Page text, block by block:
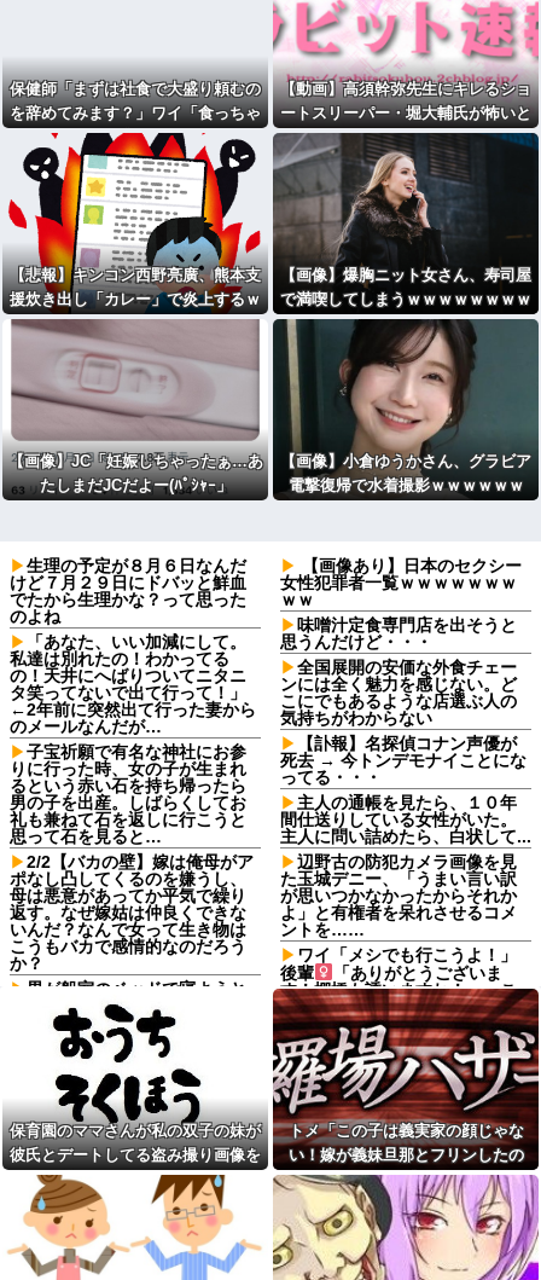
保健師「まずは社食で大盛り頼むの
を辞めてみます？」ワイ「食っちゃ
いけないものを売ってるのか！？」
【動画】高須幹弥先生にキレるショ
ートスリーパー・堀大輔氏が怖いと
話題にｗｗｗｗｗｗｗｗｗｗｗ
【悲報】キンコン西野亮廣、熊本支
援炊き出し「カレー」で炎上するｗ
ｗｗ
【画像】爆胸ニット女さん、寿司屋
で満喫してしまうｗｗｗｗｗｗｗｗ
ｗｗ
【画像】JC「妊娠しちゃったぁ…あ
たしまだJCだよー(ﾊﾟｼｬｰ」
【画像】小倉ゆうかさん、グラビア
電撃復帰で水着撮影ｗｗｗｗｗｗ
生理の予定が８月６日なんだ
けど７月２９日にドバッと鮮血
でたから生理かな？って思った
のよね
「あなた、いい加減にして。
私達は別れたの！わかってる
の！天井にへばりついてニタニ
タ笑ってないで出て行って！」
←2年前に突然出て行った妻から
のメールなんだが…
子宝祈願で有名な神社にお参
りに行った時、女の子が生まれ
るという赤い石を持ち帰ったら
男の子を出産。しばらくしてお
礼も兼ねて石を返しに行こうと
思って石を見ると…
2/2【バカの壁】嫁は俺母がア
ポなし凸してくるのを嫌うし、
母は悪意があってか平気で繰り
返す。なぜ嫁姑は仲良くできな
いんだ？なんで女って生き物は
こうもバカで感情的なのだろう
か？
男が船室のベッドで寝ようと
していた。…えっ？あなたは誰
ですか？→ 見知らぬひとがいる
んだが…
【復讐】 絶対に「植えてはい
けない植物」を小学校に植えた
→20年経って見に行くと…
「！？」衝撃の光景が・・・
管理会社「エレベーターホー
ルでは遊ばせないでください」
私「うちの子じゃないんですけ
ど…」→まさかの展開になり…
ソロキャンが趣味だけど、男
にサイト内に侵入されたことが
ある。友達から「後ろ後
ろ！！」と叫ばれて...
【画像あり】日本のセクシー
女性犯罪者一覧ｗｗｗｗｗｗｗ
ｗｗ
味噌汁定食専門店を出そうと
思うんだけど・・・
全国展開の安価な外食チェー
ンには全く魅力を感じない。ど
こにでもあるような店選ぶ人の
気持ちがわからない
【訃報】名探偵コナン声優が
死去 → 今トンデモナイことにな
ってる・・・
主人の通帳を見たら、１０年
間仕送りしている女性がいた。
主人に問い詰めたら、白状して...
辺野古の防犯カメラ画像を見
た玉城デニー、「うまい言い訳
が思いつかなかったからそれか
よ」と有権者を呆れさせるコメ
ントを……
ワイ「メシでも行こうよ！」
後輩
「ありがとうございま
す！棚橋も誘いますね！」←こ
れさあｗ
【画像あり】ディズニーの
「おいなり巻（600円）」、卑猥
すぎて賛否両論ｗｗｗｗｗ他
100均のレジで「白ありません
か？」と質問し、列をストップ
させてニヤニヤする迷惑サラリ
ーマン！並んでいる客の苛立ち
を楽しむ底意地の悪さに激怒
コインランドリーで私物の乾
燥機シートを「ご自由にどうぞ
だろw」と勝手に盗もうとした
DQN夫婦！注意したら「は？名
前かいてないんですけど」と逆
ギレ
保育園のママさんが私の双子の妹が
彼氏とデートしてる盗み撮り画像を
見せて「あとはわかるよね？とりあ
えず5万を家に持ってきて」と脅し
トメ「この子は義実家の顔じゃな
い！嫁が義妹旦那とフリンしたの
よ！」私「DNA鑑定します？」義妹
旦那「もちろんです」→結果…